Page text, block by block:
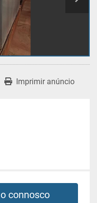
Imprimir anúncio
connosco